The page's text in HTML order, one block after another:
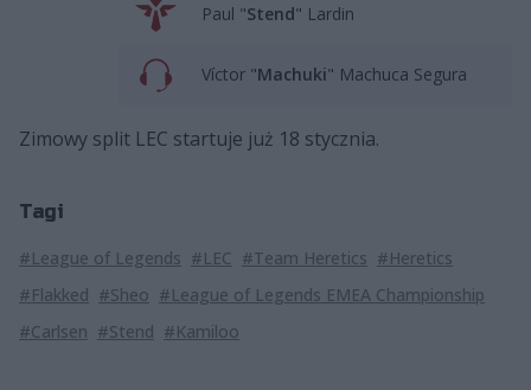
Paul "Stend" Lardin
Víctor "Machuki" Machuca Segura
Zimowy split LEC startuje już 18 stycznia.
Tagi
#League of Legends #LEC #Team Heretics #Heretics
#Flakked #Sheo #League of Legends EMEA Championship
#Carlsen #Stend #Kamiloo